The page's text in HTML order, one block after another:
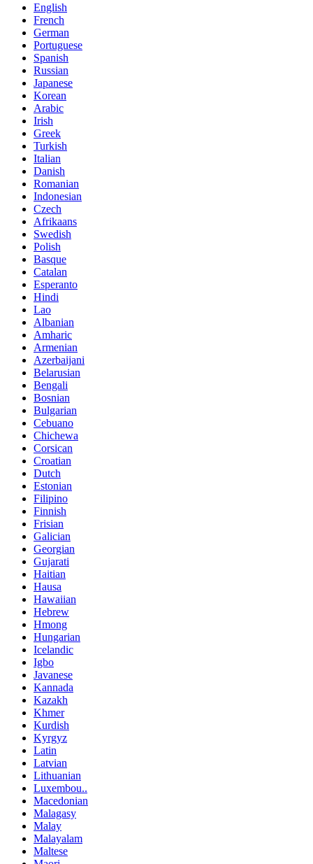
English
French
German
Portuguese
Spanish
Russian
Japanese
Korean
Arabic
Irish
Greek
Turkish
Italian
Danish
Romanian
Indonesian
Czech
Afrikaans
Swedish
Polish
Basque
Catalan
Esperanto
Hindi
Lao
Albanian
Amharic
Armenian
Azerbaijani
Belarusian
Bengali
Bosnian
Bulgarian
Cebuano
Chichewa
Corsican
Croatian
Dutch
Estonian
Filipino
Finnish
Frisian
Galician
Georgian
Gujarati
Haitian
Hausa
Hawaiian
Hebrew
Hmong
Hungarian
Icelandic
Igbo
Javanese
Kannada
Kazakh
Khmer
Kurdish
Kyrgyz
Latin
Latvian
Lithuanian
Luxembou..
Macedonian
Malagasy
Malay
Malayalam
Maltese